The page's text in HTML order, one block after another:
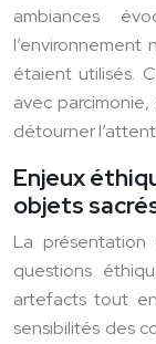
ambiances
étaient utilisés.
avec parcimonie,
détourner
Enjeux
objets
La présentation
questions
artefacts tout
sensibilités des